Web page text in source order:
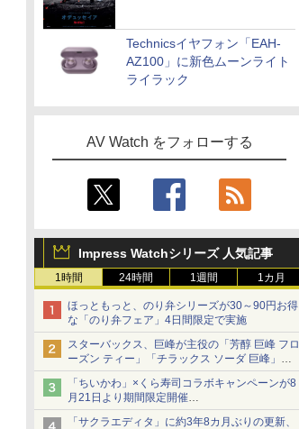
Technicsイヤフォン「EAH-
AZ100」に新色ムーンライト
ライラック
AV Watch をフォローする
Impress Watchシリーズ 人気記事
1時間 24時間 1週間 1カ月
ほっともっと、のり弁シリーズが30～90円お得
な「のり弁フェア」4日間限定で実施
スターバックス、巨峰が主役の「芳醇 巨峰 フロ
ーズン ティー」「チラックス ソーダ 巨峰」発
売
「ちいかわ」×くら寿司コラボキャンペーンが8
月21日より期間限定開催
オリジナルの湯呑みや寿司皿が景品に登場！
「サクラエディタ」に約3年8カ月ぶりの更新、